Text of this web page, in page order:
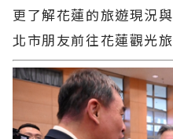
更了解花蓮的旅遊現況
北市朋友前往花蓮觀光旅